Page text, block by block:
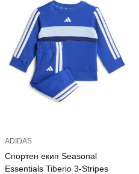
ADIDAS
Спортен екип Seasonal
Essentials Tiberio 3-Stripes